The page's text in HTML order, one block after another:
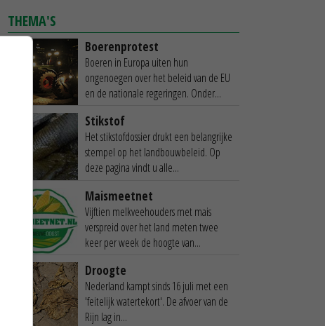
THEMA'S
Boerenprotest
Boeren in Europa uiten hun
ongenoegen over het beleid van de EU
en de nationale regeringen. Onder...
Stikstof
Het stikstofdossier drukt een belangrijke
stempel op het landbouwbeleid. Op
deze pagina vindt u alle...
Maismeetnet
Vijftien melkveehouders met mais
verspreid over het land meten twee
keer per week de hoogte van...
Droogte
Nederland kampt sinds 16 juli met een
'feitelijk watertekort'. De afvoer van de
Rijn lag in...